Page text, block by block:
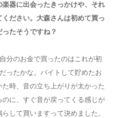
器に出会ったきっかけや、それ
ださい。大森さんは初めて買っ
たそうですね？
分のお金で買ったのはこれが初
ったかな。バイトして貯めたお
時、音の立ち上がりが太かった
に、すぐ音が戻ってくる感じが
して買いますって決めました。